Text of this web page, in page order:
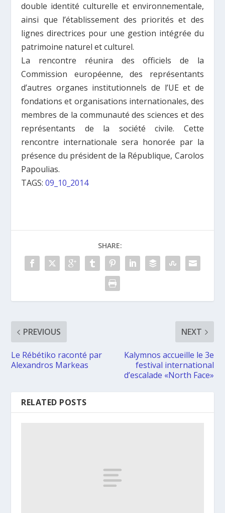
double identité culturelle et environnementale,
ainsi que l’établissement des priorités et des
lignes directrices pour une gestion intégrée du
patrimoine naturel et culturel.
La rencontre réunira des officiels de la
Commission européenne, des représentants
d’autres organes institutionnels de l’UE et de
fondations et organisations internationales, des
membres de la communauté des sciences et des
représentants de la société civile. Cette
rencontre internationale sera honorée par la
présence du président de la République, Carolos
Papoulias.
TAGS:09_10_2014
SHARE:
PREVIOUS
Le Rébétiko raconté par
Alexandros Markeas
NEXT
Kalymnos accueille le 3e
festival international
d’escalade «North Face»
RELATED POSTS